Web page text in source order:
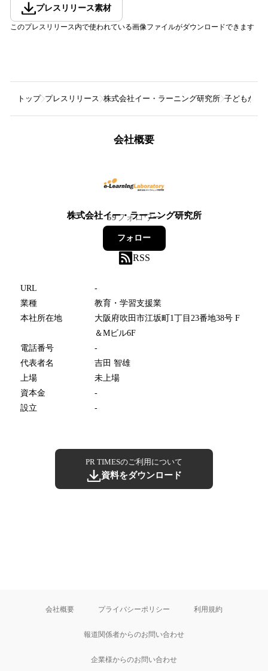
プレスリリース素材
このプレスリリース内で使われている画像ファイルがダウンロードできます
トップ プレスリリース 株式会社イー・ラーニング研究所 子どもがい
会社概要
株式会社イー・ラーニング研究所
59フォロワー
フォロー
RSS
URL
-
業種
教育・学習支援業
本社所在地
大阪府吹田市江坂町1丁目23番地38号 F
＆Mビル6F
電話番号
-
代表者名
吉田 智雄
上場
未上場
資本金
-
設立
-
PR TIMESのご利用について
資料をダウンロード
会社概要 プライバシーポリシー 利用規約
報道関係者からのお問い合わせ
企業様からのお問い合わせ